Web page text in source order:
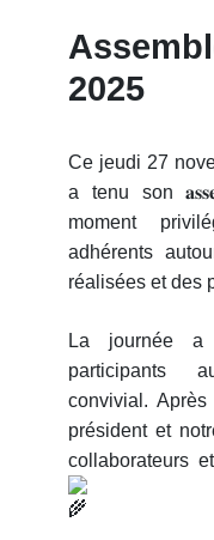
2025
Ce jeudi 27
a tenu son
moment
adhérents
réalisées et des
La journée a
participants
convivial. Après
président et